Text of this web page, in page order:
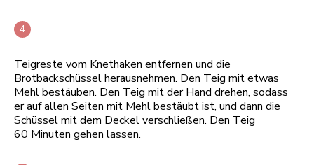
Teigreste vom Knethaken entfernen und die
Brotbackschüssel herausnehmen. Den Teig mit etwas
Mehl bestäuben. Den Teig mit der Hand drehen, sodass
er auf allen Seiten mit Mehl bestäubt ist, und dann die
Schüssel mit dem Deckel verschließen. Den Teig
60 Minuten gehen lassen.